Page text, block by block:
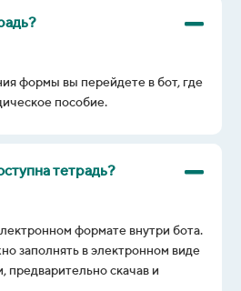
формы вы перейдете в бот, где
пособие.
тетрадь?
формате внутри бота.
заполнять в электронном виде
предварительно скачав и